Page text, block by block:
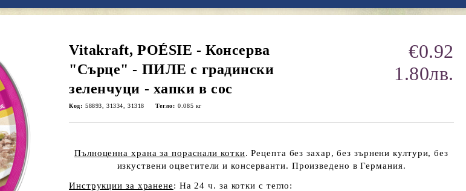
Vitakraft, POÉSIE - Консерва
"Сърце" - ПИЛЕ с градински
зеленчуци - хапки в сос
€0.92
1.80лв.
Код: 58893, 31334, 31318 Тегло: 0.085 кг
Пълноценна храна за пораснали котки. Рецепта без захар, без зърнени култури, без
изкуствени оцветители и консерванти. Произведено в Германия.
Инструкции за хранене: На 24 ч. за котки с тегло: